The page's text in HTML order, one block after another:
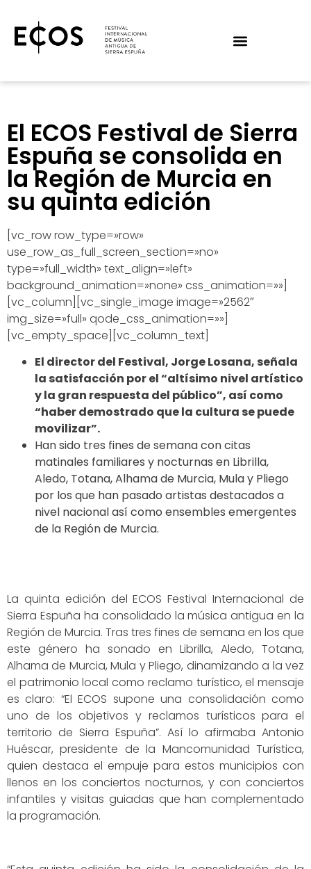
El ECOS Festival de Sierra
Espuña se consolida en
la Región de Murcia en
su quinta edición
[vc_row row_type=»row»
use_row_as_full_screen_section=»no»
type=»full_width» text_align=»left»
background_animation=»none» css_animation=»»]
[vc_column][vc_single_image image=»2562″
img_size=»full» qode_css_animation=»»]
[vc_empty_space][vc_column_text]
El director del Festival, Jorge Losana, señala
la satisfacción por el “altísimo nivel artístico
y la gran respuesta del público”, así como
“haber demostrado que la cultura se puede
movilizar”.
Han sido tres fines de semana con citas
matinales familiares y nocturnas en Librilla,
Aledo, Totana, Alhama de Murcia, Mula y Pliego
por los que han pasado artistas destacados a
nivel nacional así como ensembles emergentes
de la Región de Murcia.
La quinta edición del ECOS Festival Internacional de
Sierra Espuña ha consolidado la música antigua en la
Región de Murcia. Tras tres fines de semana en los que
este género ha sonado en Librilla, Aledo, Totana,
Alhama de Murcia, Mula y Pliego, dinamizando a la vez
el patrimonio local como reclamo turístico, el mensaje
es claro: “El ECOS supone una consolidación como
uno de los objetivos y reclamos turísticos para el
territorio de Sierra Espuña”. Así lo afirmaba Antonio
Huéscar, presidente de la Mancomunidad Turística,
quien destaca el empuje para estos municipios con
llenos en los conciertos nocturnos, y con conciertos
infantiles y visitas guiadas que han complementado
la programación.